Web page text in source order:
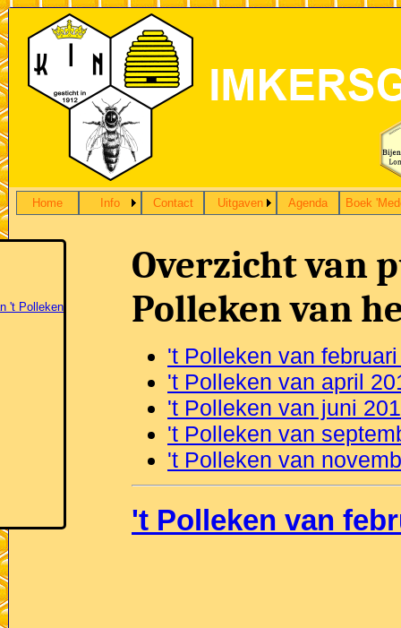
Home Info Contact Uitgaven Agenda Boek
't Polleken
Overzicht van
Polleken van
't Polleken van
't Polleken van april
't Polleken van juni
't Polleken van
't Polleken van
't Polleken van